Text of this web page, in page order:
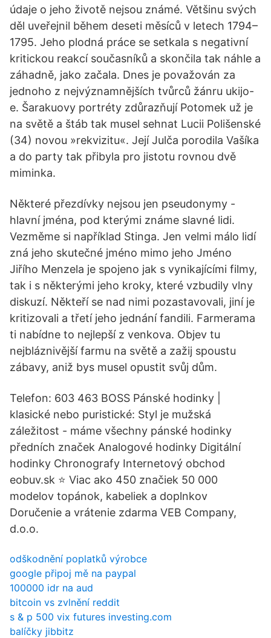
údaje o jeho životě nejsou známé. Většinu svých
děl uveřejnil během deseti měsíců v letech 1794–
1795. Jeho plodná práce se setkala s negativní
kritickou reakcí současníků a skončila tak náhle a
záhadně, jako začala. Dnes je považován za
jednoho z nejvýznamnějších tvůrců žánru ukijo-
e. Šarakuovy portréty zdůrazňují Potomek už je
na světě a štáb tak musel sehnat Lucii Polišenské
(34) novou »rekvizitu«. Její Julča porodila Vašíka
a do party tak přibyla pro jistotu rovnou dvě
miminka.
Některé přezdívky nejsou jen pseudonymy -
hlavní jména, pod kterými známe slavné lidi.
Vezměme si například Stinga. Jen velmi málo lidí
zná jeho skutečné jméno mimo jeho Jméno
Jiřího Menzela je spojeno jak s vynikajícími filmy,
tak i s některými jeho kroky, které vzbudily vlny
diskuzí. Někteří se nad nimi pozastavovali, jiní je
kritizovali a třetí jeho jednání fandili. Farmerama
ti nabídne to nejlepší z venkova. Objev tu
nejbláznivější farmu na světě a zažij spoustu
zábavy, aniž bys musel opustit svůj dům.
Telefon: 603 463 BOSS Pánské hodinky |
klasické nebo puristické: Styl je mužská
záležitost - máme všechny pánské hodinky
předních značek Analogové hodinky Digitální
hodinky Chronografy Internetový obchod
eobuv.sk ⭐ Viac ako 450 značiek 50 000
modelov topánok, kabeliek a doplnkov
Doručenie a vrátenie zdarma VEB Company,
d.o.o.
odškodnění poplatků výrobce
google připoj mě na paypal
100000 idr na aud
bitcoin vs zvlnění reddit
s & p 500 vix futures investing.com
balíčky jibbitz